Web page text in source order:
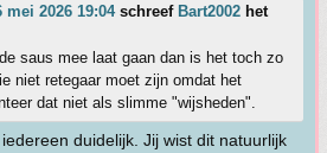
mei 2026 19:04schreef Bart2002 het
saus mee laat gaan dan is het toch zo
niet retegaar moet zijn omdat het
dat niet als slimme "wijsheden".
duidelijk. Jij wist dit natuurlijk